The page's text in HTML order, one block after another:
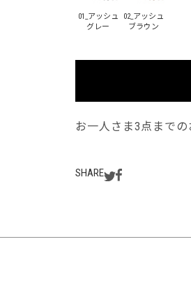
01_アッシュ
グレー
02_アッシュ
ブラウン
お一人さま3点までの
SHARE